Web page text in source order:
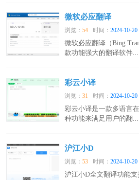
微软必应翻译
浏览：54 时间：2024-10-20
微软必应翻译（Bing
款功能强大的翻译软件...
彩云小译
浏览：31 时间：2024-10-20
彩云小译是一款多语言
种功能来满足用户的翻...
沪江小D
浏览：53 时间：2024-10-20
沪江小D全文翻译功能支